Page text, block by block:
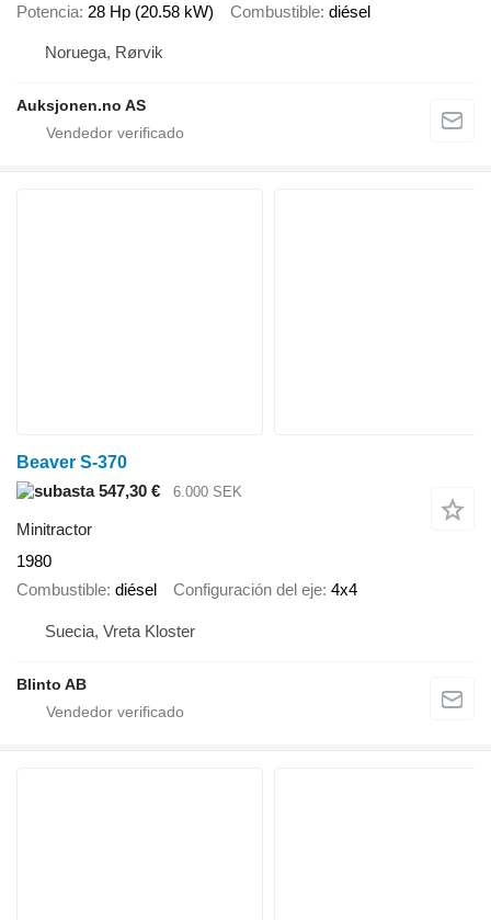
Potencia 28 Hp (20.58 kW) Combustible diésel
Noruega, Rørvik
Auksjonen.no AS
Beaver S-370
547,30 €
6.000 SEK
Minitractor
1980
Combustible diésel Configuración del eje 4x4
Suecia, Vreta Kloster
Blinto AB